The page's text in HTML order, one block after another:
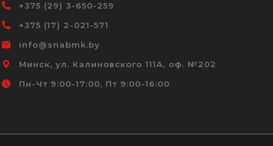
+375 (29) 3-650-259
+375 (17) 2-021-571
info@snabmk.by
Минск, ул. Калиновского 111А, оф. №202
Пн-Чт 9:00-17:00, Пт 9:00-16:00